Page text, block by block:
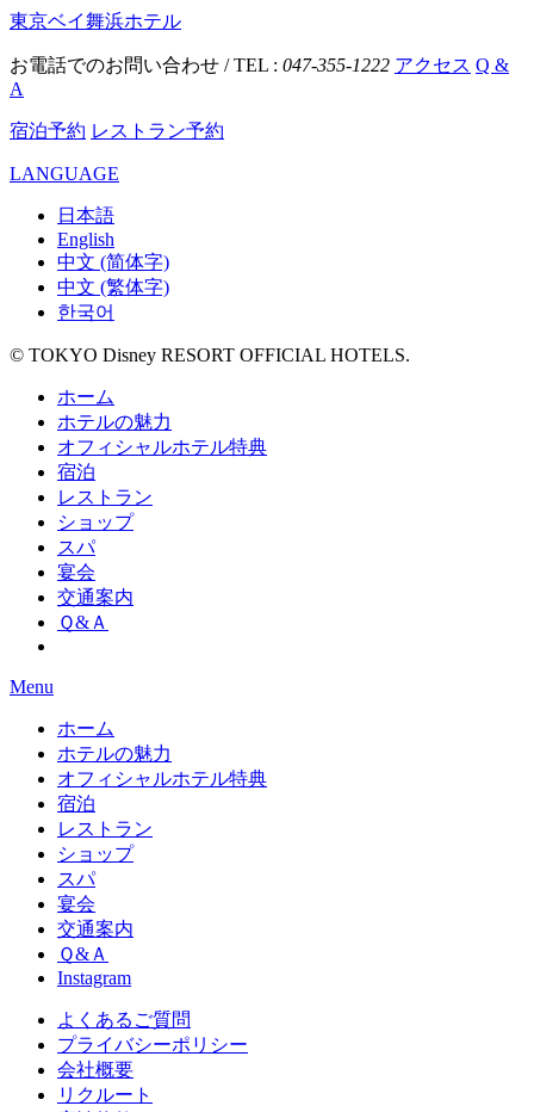
東京ベイ舞浜ホテル
お電話でのお問い合わせ / TEL : 047-355-1222 アクセス Q &
A
宿泊予約 レストラン予約
LANGUAGE
日本語
English
中文 (简体字)
中文 (繁体字)
한국어
© TOKYO Disney RESORT OFFICIAL HOTELS.
ホーム
ホテルの魅力
オフィシャルホテル特典
宿泊
レストラン
ショップ
スパ
宴会
交通案内
Ｑ&Ａ
Menu
ホーム
ホテルの魅力
オフィシャルホテル特典
宿泊
レストラン
ショップ
スパ
宴会
交通案内
Ｑ&Ａ
Instagram
よくあるご質問
プライバシーポリシー
会社概要
リクルート